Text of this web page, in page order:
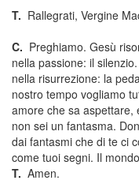
T. Rallegrati, Vergine
C. Preghiamo. Gesù
nella passione: il
nella risurrezione: la
nostro tempo vogliamo
amore che sa aspettare,
non sei un fantasma.
dai fantasmi che di te ci
come tuoi segni. Il
T. Amen.